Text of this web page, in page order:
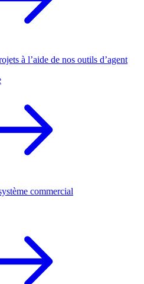
à l’aide de nos outils d’agent
commercial